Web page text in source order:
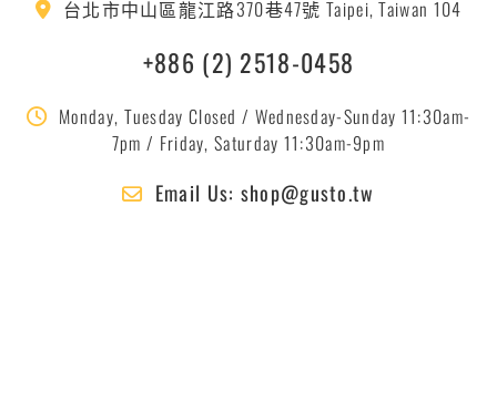
台北市中山區龍江路370巷47號 Taipei, Taiwan 104
+886 (2) 2518-0458
Monday, Tuesday Closed / Wednesday-Sunday 11:30am-
7pm / Friday, Saturday 11:30am-9pm
Email Us: shop@gusto.tw